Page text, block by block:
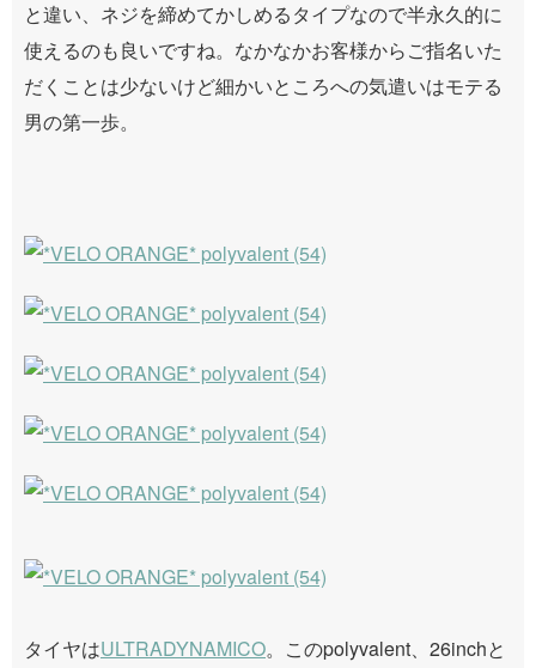
と違い、ネジを締めてかしめるタイプなので半永久的に
使えるのも良いですね。なかなかお客様からご指名いた
だくことは少ないけど細かいところへの気遣いはモテる
男の第一歩。
タイヤはULTRADYNAMICO。このpolyvalent、26inchと